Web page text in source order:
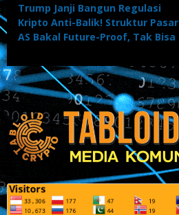
Trump Janji Bangun Regulasi
Kripto Anti-Balik! Struktur Pasar
AS Bakal Future-Proof, Tak Bisa